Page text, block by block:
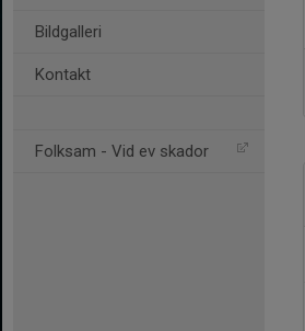
Bildgalleri
Kontakt
Folksam - Vid ev skador